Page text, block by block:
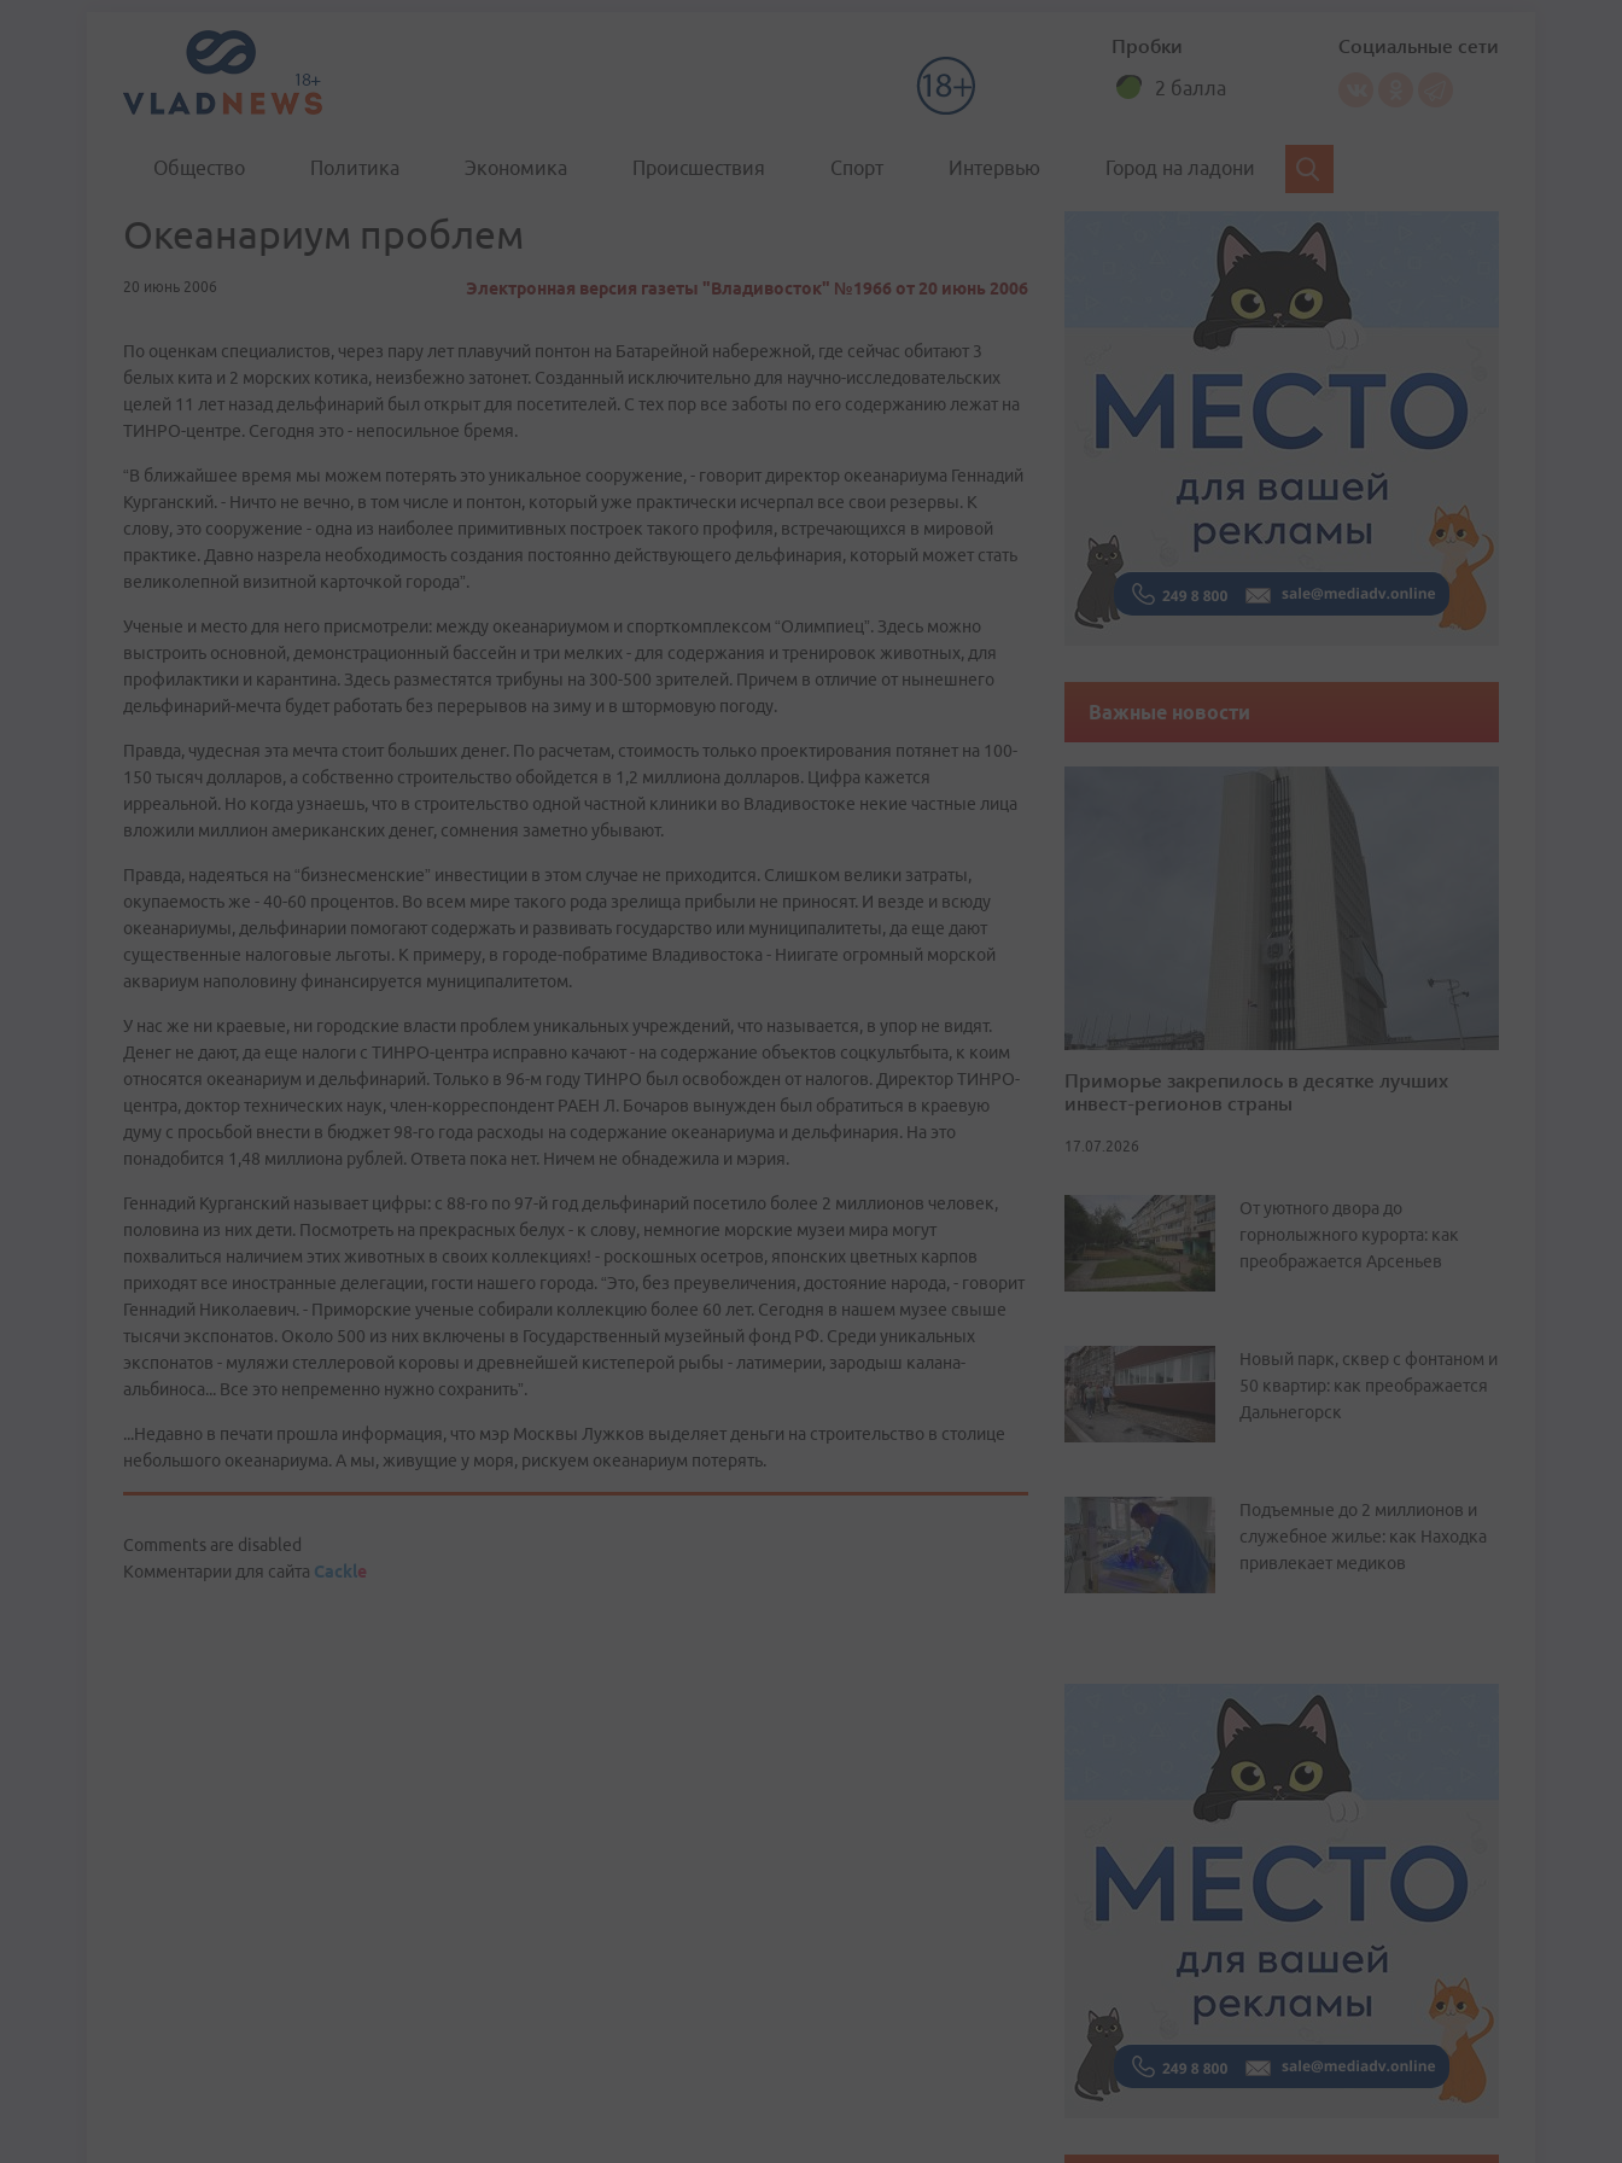
Пробки
2 балла
Социальные сети
Общество Политика Экономика Происшествия Спорт Интервью Город на ладони
Океанариум проблем
20 июнь 2006 Электронная версия газеты "Владивосток" №1966 от 20 июнь 2006
По оценкам специалистов, через пару лет плавучий понтон на Батарейной набережной, где сейчас обитают 3
белых кита и 2 морских котика, неизбежно затонет. Созданный исключительно для научно-исследовательских
целей 11 лет назад дельфинарий был открыт для посетителей. С тех пор все заботы по его содержанию лежат на
ТИНРО-центре. Сегодня это - непосильное бремя.
“В ближайшее время мы можем потерять это уникальное сооружение, - говорит директор океанариума Геннадий
Курганский. - Ничто не вечно, в том числе и понтон, который уже практически исчерпал все свои резервы. К
слову, это сооружение - одна из наиболее примитивных построек такого профиля, встречающихся в мировой
практике. Давно назрела необходимость создания постоянно действующего дельфинария, который может стать
великолепной визитной карточкой города”.
Ученые и место для него присмотрели: между океанариумом и спорткомплексом “Олимпиец”. Здесь можно
выстроить основной, демонстрационный бассейн и три мелких - для содержания и тренировок животных, для
профилактики и карантина. Здесь разместятся трибуны на 300-500 зрителей. Причем в отличие от нынешнего
дельфинарий-мечта будет работать без перерывов на зиму и в штормовую погоду.
Правда, чудесная эта мечта стоит больших денег. По расчетам, стоимость только проектирования потянет на 100-
150 тысяч долларов, а собственно строительство обойдется в 1,2 миллиона долларов. Цифра кажется
ирреальной. Но когда узнаешь, что в строительство одной частной клиники во Владивостоке некие частные лица
вложили миллион американских денег, cомнения заметно убывают.
Правда, надеяться на “бизнесменские” инвестиции в этом случае не приходится. Слишком велики затраты,
окупаемость же - 40-60 процентов. Во всем мире такого рода зрелища прибыли не приносят. И везде и всюду
океанариумы, дельфинарии помогают содержать и развивать государство или муниципалитеты, да еще дают
существенные налоговые льготы. К примеру, в городе-побратиме Владивостока - Ниигате огромный морской
аквариум наполовину финансируется муниципалитетом.
У нас же ни краевые, ни городские власти проблем уникальных учреждений, что называется, в упор не видят.
Денег не дают, да еще налоги с ТИНРО-центра исправно качают - на содержание объектов соцкультбыта, к коим
относятся океанариум и дельфинарий. Только в 96-м году ТИНРО был освобожден от налогов. Директор ТИНРО-
центра, доктор технических наук, член-корреспондент РАЕН Л. Бочаров вынужден был обратиться в краевую
думу с просьбой внести в бюджет 98-го года расходы на содержание океанариума и дельфинария. На это
понадобится 1,48 миллиона рублей. Ответа пока нет. Ничем не обнадежила и мэрия.
Геннадий Курганский называет цифры: с 88-го по 97-й год дельфинарий посетило более 2 миллионов человек,
половина из них дети. Посмотреть на прекрасных белух - к слову, немногие морские музеи мира могут
похвалиться наличием этих животных в своих коллекциях! - роскошных осетров, японских цветных карпов
приходят все иностранные делегации, гости нашего города. “Это, без преувеличения, достояние народа, - говорит
Геннадий Николаевич. - Приморские ученые собирали коллекцию более 60 лет. Сегодня в нашем музее свыше
тысячи экспонатов. Около 500 из них включены в Государственный музейный фонд РФ. Среди уникальных
экспонатов - муляжи стеллеровой коровы и древнейшей кистеперой рыбы - латимерии, зародыш калана-
альбиноса... Все это непременно нужно сохранить”.
...Недавно в печати прошла информация, что мэр Москвы Лужков выделяет деньги на строительство в столице
небольшого океанариума. А мы, живущие у моря, рискуем океанариум потерять.
Comments are disabled
Комментарии для сайта Cackle
Важные новости
Приморье закрепилось в десятке лучших
инвест-регионов страны
17.07.2026
От уютного двора до
горнолыжного курорта: как
преображается Арсеньев
Новый парк, сквер с фонтаном и
50 квартир: как преображается
Дальнегорск
Подъемные до 2 миллионов и
служебное жилье: как Находка
привлекает медиков